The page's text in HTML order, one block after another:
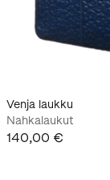
Venja laukku
Nahkalaukut
140,00 €